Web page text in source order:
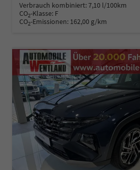
Verbrauch kombiniert:7,10 l/100km
CO2-Klasse: F
CO2-Emissionen: 162,00 g/km